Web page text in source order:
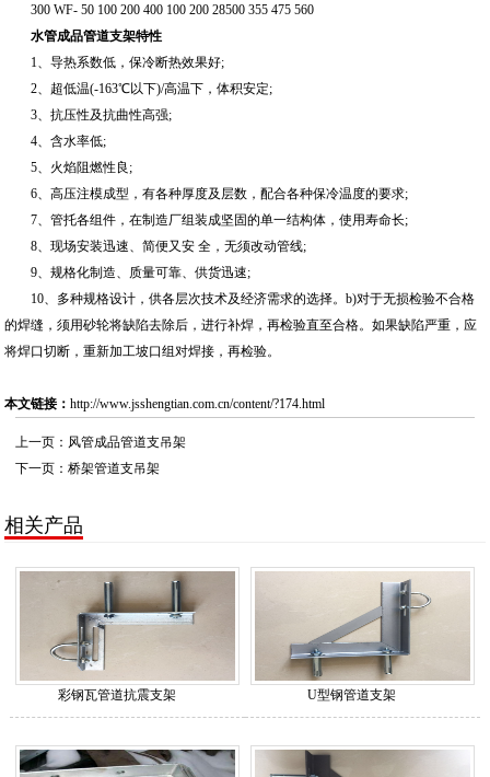
300 WF- 50 100 200 400 100 200 28500 355 475 560
水管成品管道支架特性
1、导热系数低，保冷断热效果好;
2、超低温(-163℃以下)/高温下，体积安定;
3、抗压性及抗曲性高强;
4、含水率低;
5、火焰阻燃性良;
6、高压注模成型，有各种厚度及层数，配合各种保冷温度的要求;
7、管托各组件，在制造厂组装成坚固的单一结构体，使用寿命长;
8、现场安装迅速、简便又安 全，无须改动管线;
9、规格化制造、质量可靠、供货迅速;
10、多种规格设计，供各层次技术及经济需求的选择。b)对于无损检验不合格
的焊缝，须用砂轮将缺陷去除后，进行补焊，再检验直至合格。如果缺陷严重，应
将焊口切断，重新加工坡口组对焊接，再检验。
本文链接：http://www.jsshengtian.com.cn/content/?174.html
上一页： 风管成品管道支吊架
下一页：桥架管道支吊架
相关产品
彩钢瓦管道抗震支架 U型钢管道支架